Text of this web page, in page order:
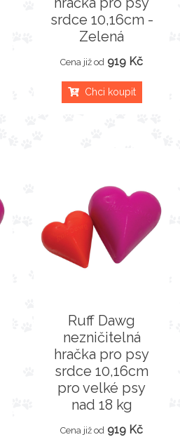
srdce 10,16cm -
Zelená
Cena již od 919 Kč
Chci koupit
Ruff Dawg
nezničitelná
hračka pro psy
srdce 10,16cm
pro velké psy
nad 18 kg
Cena již od 919 Kč